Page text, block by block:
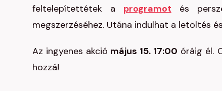
feltelepítettétek a programot és
megszerzéséhez. Utána indulhat a letöltés
Az ingyenes akció május 15. 17:00 óráig él.
hozzá!